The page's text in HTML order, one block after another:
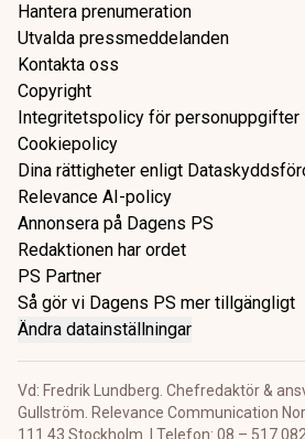
Hantera prenumeration
Utvalda pressmeddelanden
Kontakta oss
Copyright
Integritetspolicy för personuppgifter
Cookiepolicy
Dina rättigheter enligt
Relevance AI-policy
Annonsera på Dagens PS
Redaktionen har ordet
PS Partner
Så gör vi Dagens PS mer tillgängligt
Ändra datainställningar
Vd: Fredrik Lundberg. Chefredaktör &
Gullström. Relevance Communication
111 43 Stockholm. | Telefon: 08 – 517